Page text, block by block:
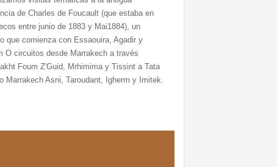
de Charles de Foucault (que estaba en
entre junio de 1883 y Mai1884), un
que comienza con Essaouira, Agadir y
O circuitos desde Marrakech a través
Foum Z'Guid, Mrhimima y Tissint a Tata
Marrakech Asni, Taroudant, Igherm y Imitek.